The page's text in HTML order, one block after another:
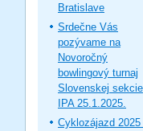
Bratislave
Srdečne Vás
pozývame na
Novoročný
bowlingový turnaj
Slovenskej sekcie
IPA 25.1.2025.
Cyklozájazd 2025